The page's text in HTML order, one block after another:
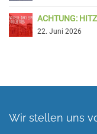
ACHTUNG:
22. Juni 2026
Wir stellen uns